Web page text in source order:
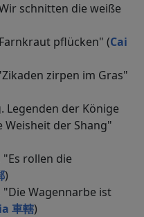
schnitten die weiße
pflücken" (Cai
zirpen im Gras"
der Könige
Weisheit der Shang"
rollen die
)
Wagennarbe ist
車轄)